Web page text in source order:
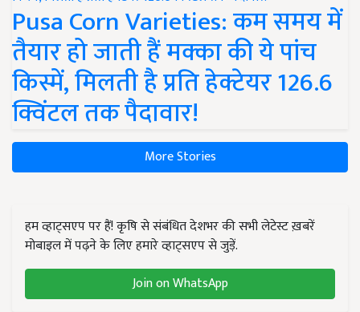
Pusa Corn Varieties: कम समय में
तैयार हो जाती हैं मक्का की ये पांच
किस्में, मिलती है प्रति हेक्टेयर 126.6
क्विंटल तक पैदावार!
More Stories
हम व्हाट्सएप पर हैं! कृषि से संबंधित देशभर की सभी लेटेस्ट ख़बरें
मोबाइल में पढ़ने के लिए हमारे व्हाट्सएप से जुड़ें.
Join on WhatsApp